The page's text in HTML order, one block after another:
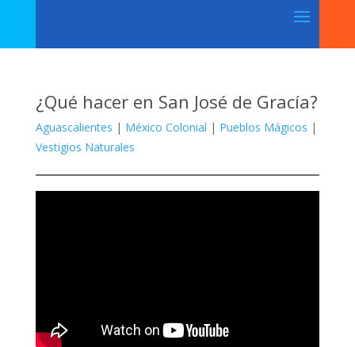
¿Qué hacer en San José de Gracía?
Aguascalientes | México Colonial | Pueblos Mágicos |
Vestigios Naturales